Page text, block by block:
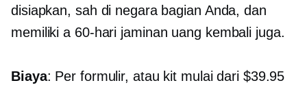
disiapkan, sah di negara bagian Anda, dan
memiliki a 60-hari jaminan uang kembali juga.
Biaya: Per formulir, atau kit mulai dari $39.95